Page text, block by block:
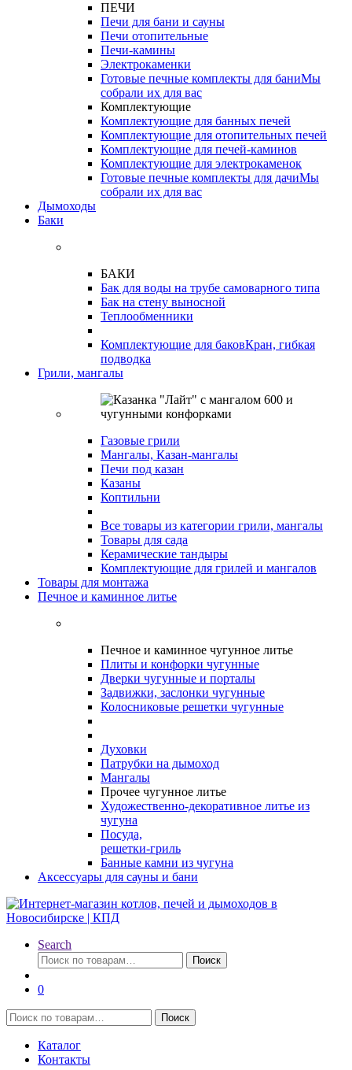
ПЕЧИ
Печи для бани и сауны
Печи отопительные
Печи-камины
Электрокаменки
Готовые печные комплекты для баниМы
собрали их для вас
Комплектующие
Комплектующие для банных печей
Комплектующие для отопительных печей
Комплектующие для печей-каминов
Комплектующие для электрокаменок
Готовые печные комплекты для дачиМы
собрали их для вас
Дымоходы
Баки
БАКИ
Бак для воды на трубе самоварного типа
Бак на стену выносной
Теплообменники
Комплектующие для баковКран, гибкая
подводка
Грили, мангалы
Газовые грили
Мангалы, Казан-мангалы
Печи под казан
Казаны
Коптильни
Все товары из категории грили, мангалы
Товары для сада
Керамические тандыры
Комплектующие для грилей и мангалов
Товары для монтажа
Печное и каминное литье
Печное и каминное чугунное литье
Плиты и конфорки чугунные
Дверки чугунные и порталы
Задвижки, заслонки чугунные
Колосниковые решетки чугунные
Духовки
Патрубки на дымоход
Мангалы
Прочее чугунное литье
Художественно-декоративное литье из
чугуна
Посуда,
решетки-гриль
Банные камни из чугуна
Аксессуары для сауны и бани
Search
Искать:
Поиск
0
Искать:
Поиск
Каталог
Контакты